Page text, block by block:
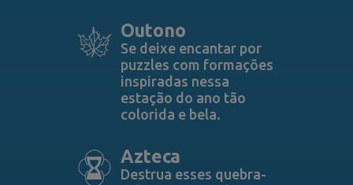
Outono
Se deixe encantar por
puzzles com formações
inspiradas nessa
estação do ano tão
colorida e bela.
Azteca
Destrua esses quebra-